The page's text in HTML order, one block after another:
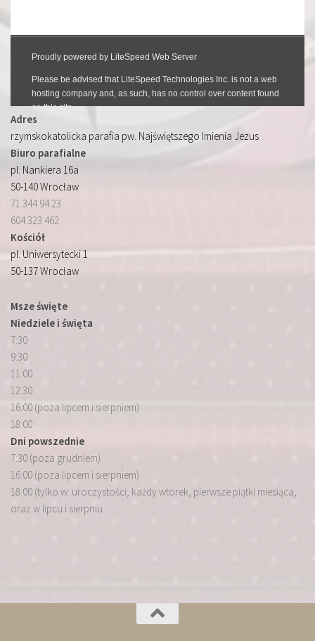
Adres
rzymskokatolicka parafia pw. Najświętszego Imienia Jezus
Biuro parafialne
pl. Nankiera 16a
50-140 Wrocław
71 344 94 23
604 323 462
Kościół
pl. Uniwersytecki 1
50-137 Wrocław
Msze święte
Niedziele i święta
7:30
9:30
11:00
12:30
16:00 (poza lipcem i sierpniem)
18:00
Dni powszednie
7:30 (poza grudniem)
16:00 (poza lipcem i sierpniem)
18:00 (tylko w: uroczystości, każdy wtorek, pierwsze piątki miesiąca,
oraz w lipcu i sierpniu